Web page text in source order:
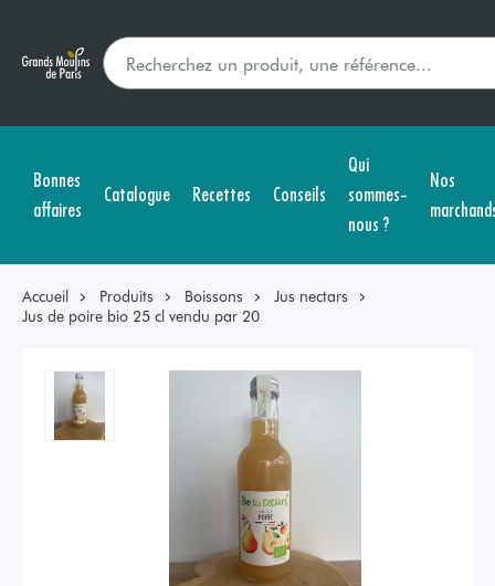
Bonnes
affaires
Catalogue Recettes Conseils
Qui
sommes-
nous ?
Nos
Accueil Produits Boissons
Jus nectars
Jus de poire bio 25 cl vendu par 20